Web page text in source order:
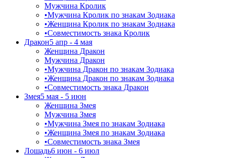
Мужчина Кролик
•Мужчина Кролик по знакам Зодиака
•Женщина Кролик по знакам Зодиака
•Совместимость знака Кролик
Дракон5 апр - 4 мая
Женщина Дракон
Мужчина Дракон
•Мужчина Дракон по знакам Зодиака
•Женщина Дракон по знакам Зодиака
•Совместимость знака Дракон
Змея5 мая - 5 июн
Женщина Змея
Мужчина Змея
•Мужчина Змея по знакам Зодиака
•Женщина Змея по знакам Зодиака
•Совместимость знака Змея
Лошадь6 июн - 6 июл